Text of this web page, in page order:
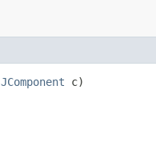
JComponent c)